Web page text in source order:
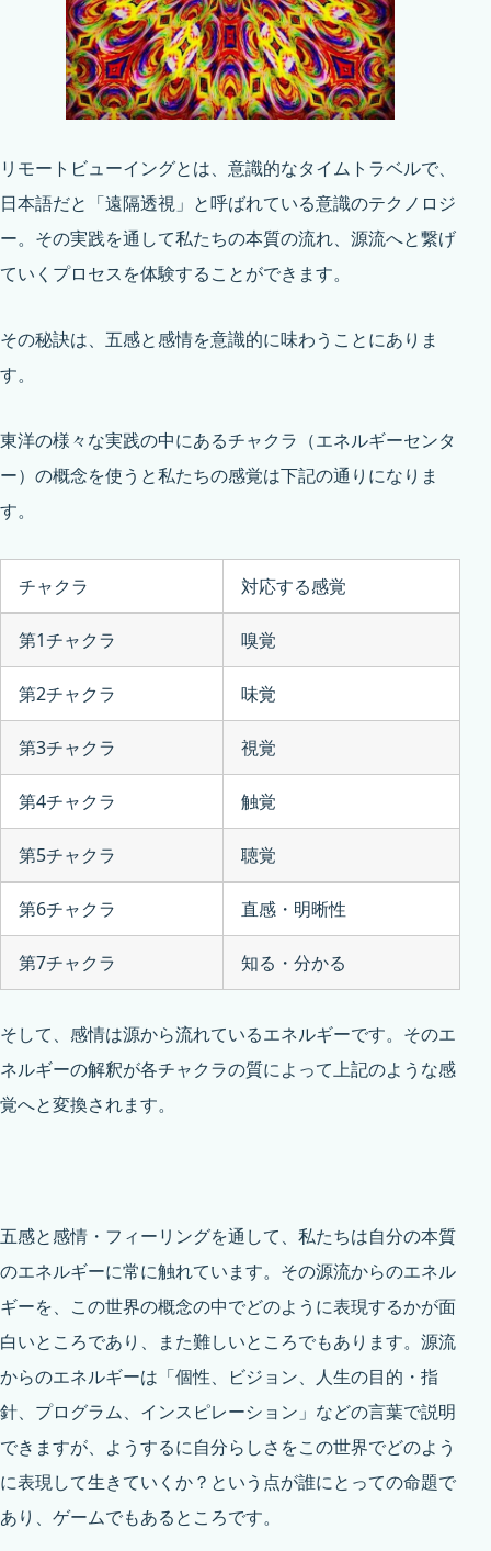
リモートビューイングとは、意識的なタイムトラベルで、
日本語だと「遠隔透視」と呼ばれている意識のテクノロジ
ー。その実践を通して私たちの本質の流れ、源流へと繋げ
ていくプロセスを体験することができます。
その秘訣は、五感と感情を意識的に味わうことにありま
す。
東洋の様々な実践の中にあるチャクラ（エネルギーセンタ
ー）の概念を使うと私たちの感覚は下記の通りになりま
す。
チャクラ 対応する感覚
第1チャクラ 嗅覚
第2チャクラ 味覚
第3チャクラ 視覚
第4チャクラ 触覚
第5チャクラ 聴覚
第6チャクラ 直感・明晰性
第7チャクラ 知る・分かる
そして、感情は源から流れているエネルギーです。そのエ
ネルギーの解釈が各チャクラの質によって上記のような感
覚へと変換されます。
五感と感情・フィーリングを通して、私たちは自分の本質
のエネルギーに常に触れています。その源流からのエネル
ギーを、この世界の概念の中でどのように表現するかが面
白いところであり、また難しいところでもあります。源流
からのエネルギーは「個性、ビジョン、人生の目的・指
針、プログラム、インスピレーション」などの言葉で説明
できますが、ようするに自分らしさをこの世界でどのよう
に表現して生きていくか？という点が誰にとっての命題で
あり、ゲームでもあるところです。